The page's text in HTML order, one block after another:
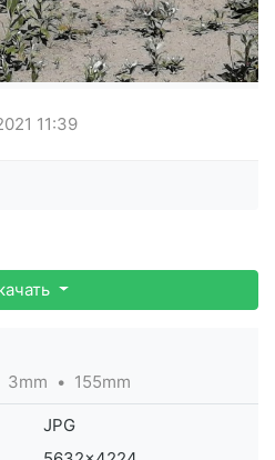
11:39
3mm 155mm
JPG